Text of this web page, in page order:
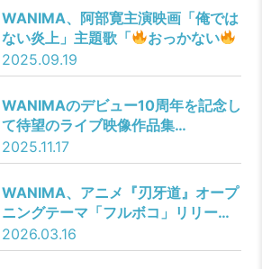
WANIMA、阿部寛主演映画「俺では
ない炎上」主題歌「
おっかない
」を9月24日にリリース決定！
2025.09.19
WANIMAのデビュー10周年を記念し
て待望のライブ映像作品集
「WANIMA 10th Anniversary Live
Movies THE JUNCTION」リリース
決定！!
2025.11.17
WANIMA、アニメ『刃牙道』オープ
ニングテーマ「フルボコ」リリース
記念「最強」を目指すYouTube番組
公開！
2026.03.16